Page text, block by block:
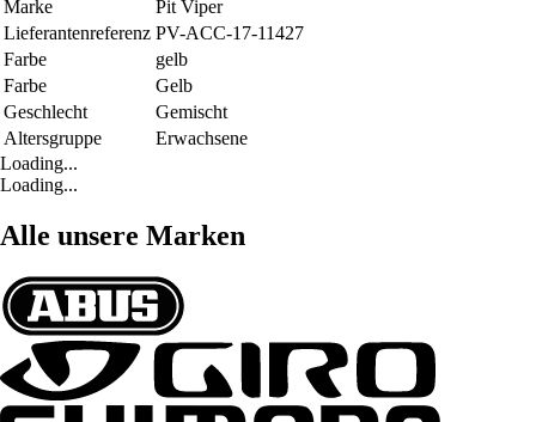
Marke
Pit Viper
Lieferantenreferenz PV-ACC-17-11427
Farbe
gelb
Farbe
Gelb
Geschlecht
Gemischt
Altersgruppe
Erwachsene
Loading...
Loading...
Alle unsere Marken